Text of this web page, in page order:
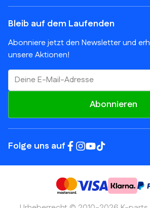
Bleib auf dem Laufenden
Abonniere jetzt den Newsletter und
unsere Aktionen!
E-Mail-Adresse
Abonnieren
Folge uns auf